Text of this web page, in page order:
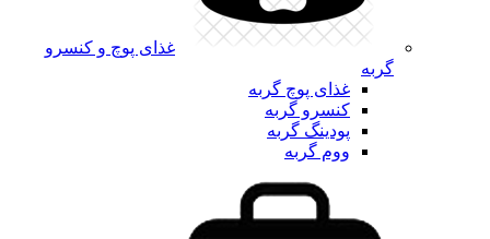
غذای پوچ و کنسرو
گربه
غذای پوچ گربه
کنسرو گربه
پودینگ گربه
ووم گربه